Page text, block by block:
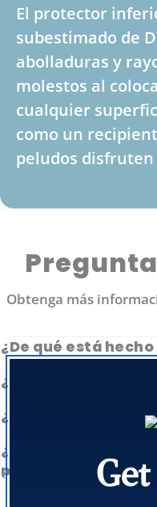
El protector
subestimado de
abolladuras y
molestos al
cualquier
como un
peludos disfruten
Obtenga más
¿De qué está
¿Es fácil de poner y
¿Evitará que mi
¿Cómo funciona
para mascotas?